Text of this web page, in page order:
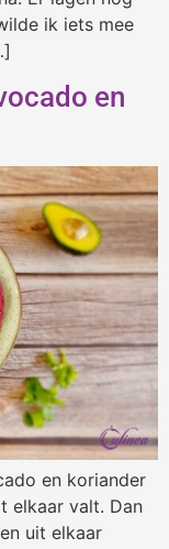
ik iets mee
en
en koriander
elkaar valt. Dan
uit elkaar